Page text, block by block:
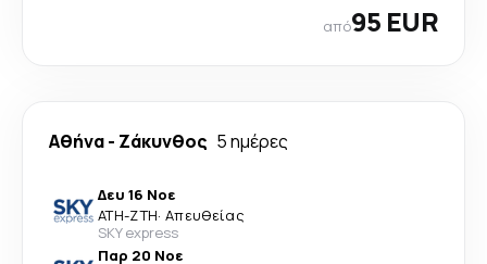
από95 EUR
Αθήνα- Ζάκυνθος 5 ημέρες
Δευ 16 Νοε
ATH-ZTH· Απευθείας
SKY express
Παρ 20 Νοε